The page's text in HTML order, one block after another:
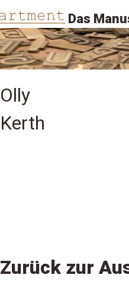
Das
Olly
Kerth
Zurück zur